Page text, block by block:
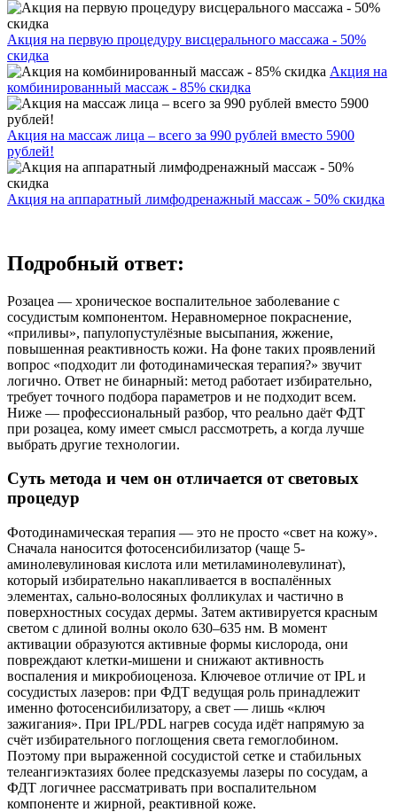
Акция на первую процедуру висцерального массажа - 50%
скидка
Акция на
комбинированный массаж - 85% скидка
Акция на массаж лица – всего за 990 рублей вместо 5900
рублей!
Акция на аппаратный лимфодренажный массаж - 50% скидка
Подробный ответ:
Розацеа — хроническое воспалительное заболевание с
сосудистым компонентом. Неравномерное покраснение,
«приливы», папулопустулёзные высыпания, жжение,
повышенная реактивность кожи. На фоне таких проявлений
вопрос «подходит ли фотодинамическая терапия?» звучит
логично. Ответ не бинарный: метод работает избирательно,
требует точного подбора параметров и не подходит всем.
Ниже — профессиональный разбор, что реально даёт ФДТ
при розацеа, кому имеет смысл рассмотреть, а когда лучше
выбрать другие технологии.
Суть метода и чем он отличается от световых
процедур
Фотодинамическая терапия — это не просто «свет на кожу».
Сначала наносится фотосенсибилизатор (чаще 5-
аминолевулиновая кислота или метиламинолевулинат),
который избирательно накапливается в воспалённых
элементах, сально-волосяных фолликулах и частично в
поверхностных сосудах дермы. Затем активируется красным
светом с длиной волны около 630–635 нм. В момент
активации образуются активные формы кислорода, они
повреждают клетки-мишени и снижают активность
воспаления и микробиоценоза. Ключевое отличие от IPL и
сосудистых лазеров: при ФДТ ведущая роль принадлежит
именно фотосенсибилизатору, а свет — лишь «ключ
зажигания». При IPL/PDL нагрев сосуда идёт напрямую за
счёт избирательного поглощения света гемоглобином.
Поэтому при выраженной сосудистой сетке и стабильных
телеангиэктазиях более предсказуемы лазеры по сосудам, а
ФДТ логичнее рассматривать при воспалительном
компоненте и жирной, реактивной коже.